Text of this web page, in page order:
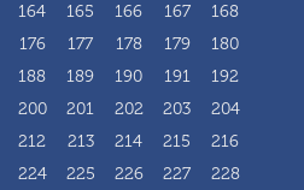
164 165 166 167
168
176 177 178 179
180
188 189 190 191
192
200 201 202 203
204
212 213 214 215
216
224 225 226 227 228